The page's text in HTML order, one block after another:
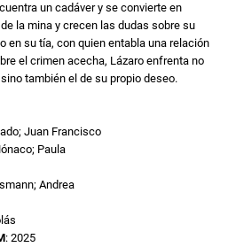
un cadáver y se convierte en
la mina y crecen las dudas sobre su
en su tía, con quien entabla una relación
el crimen acecha, Lázaro enfrenta no
también el de su propio deseo.
Juan Francisco
Paula
Andrea
: 2025